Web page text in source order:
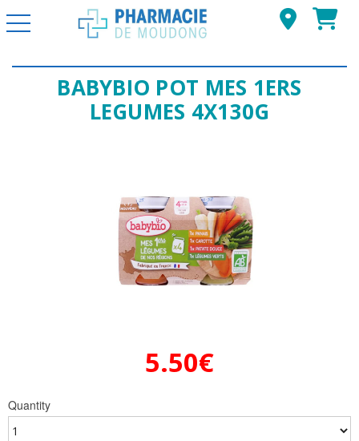
Basculer la navigation
BABYBIO POT MES 1ERS
LEGUMES 4X130G
5.50€
Quantity